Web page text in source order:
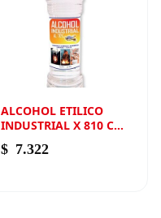
ALCOHOL ETILICO
INDUSTRIAL X 810 CM3
NEW ANDIN
$ 7.322